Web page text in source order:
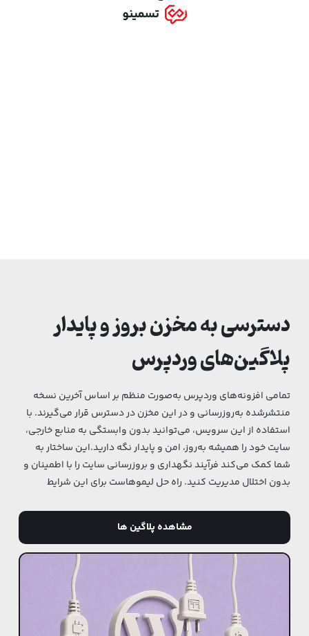
دسترسی به مخزن بروز و پایدار
پلاگین‌های وردپرس
تمامی افزونه‌های وردپرس به‌صورت منظم بر اساس آخرین نسخه
منتشرشده به‌روزرسانی و در این مخزن در دسترس قرار می‌گیرند. با
استفاده از این سرویس، می‌توانید بدون وابستگی به منابع خارجی،
سایت خود را همیشه به‌روز، امن و پایدار نگه دارید. این ساختار به
شما کمک می‌کند فرآیند نگهداری و بروزرسانی سایت را با اطمینان و
بدون اختلال مدیریت کنید. راه حل لیموهاست‌ برای‌ این ‌شرایط
مشاهده پلاگین ها